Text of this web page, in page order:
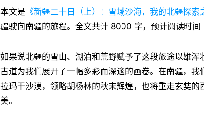
本文是 《新疆二十日（上）：雪域沙海，我的北疆探索
疆驶向南疆的旅程。全文共计 8000 字，预计阅读时间
如果说北疆的雪山、湖泊和荒野赋予了这段旅途以雄浑
古道为我们展开了一幅多彩而深邃的画卷。在南疆，
拉玛干沙漠，领略胡杨林的秋末辉煌，也将重走玄奘
美。